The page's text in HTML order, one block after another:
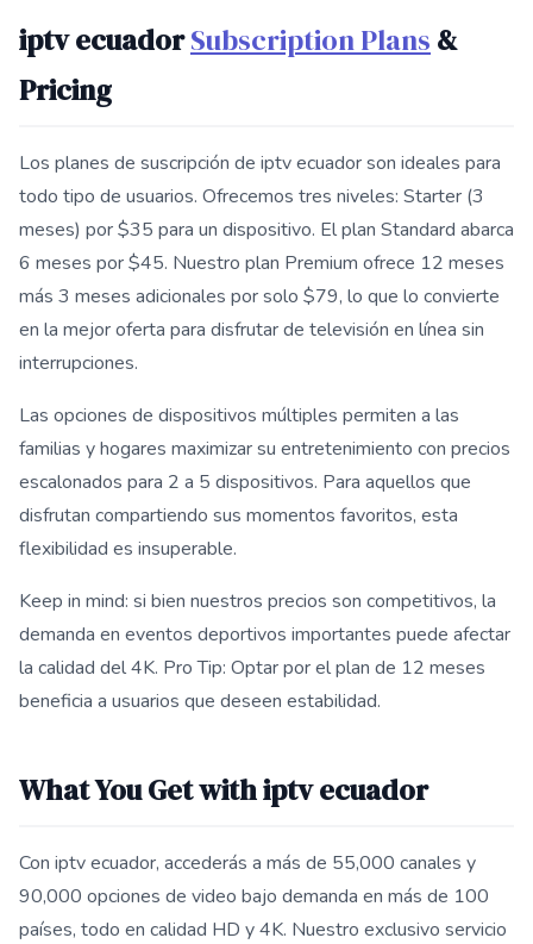
iptv ecuadorSubscription Plans &
Pricing
Los planes de suscripción de iptv ecuador son ideales para
todo tipo de usuarios. Ofrecemos tres niveles: Starter (3
meses) por $35 para un dispositivo. El plan Standard abarca
6 meses por $45. Nuestro plan Premium ofrece 12 meses
más 3 meses adicionales por solo $79, lo que lo convierte
en la mejor oferta para disfrutar de televisión en línea sin
interrupciones.
Las opciones de dispositivos múltiples permiten a las
familias y hogares maximizar su entretenimiento con precios
escalonados para 2 a 5 dispositivos. Para aquellos que
disfrutan compartiendo sus momentos favoritos, esta
flexibilidad es insuperable.
Keep in mind: si bien nuestros precios son competitivos, la
demanda en eventos deportivos importantes puede afectar
la calidad del 4K. Pro Tip: Optar por el plan de 12 meses
beneficia a usuarios que deseen estabilidad.
What You Get with iptv ecuador
Con iptv ecuador, accederás a más de 55,000 canales y
90,000 opciones de video bajo demanda en más de 100
países, todo en calidad HD y 4K. Nuestro exclusivo servicio